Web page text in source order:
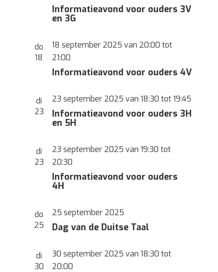
Informatieavond voor ouders 3V
en 3G
do
18
18 september 2025 van 20:00 tot
21:00
Informatieavond voor ouders 4V
di
23
23 september 2025 van 18:30 tot19:45
Informatieavond voor ouders 3H
en 5H
di
23
23 september 2025 van 19:30 tot
20:30
Informatieavond voor ouders
4H
do
25
25 september 2025
Dag van de Duitse Taal
di
30
30 september 2025 van 18:30 tot
20:00